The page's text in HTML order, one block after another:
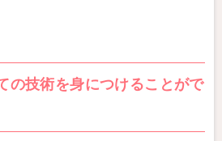
の技術を身につけることがで